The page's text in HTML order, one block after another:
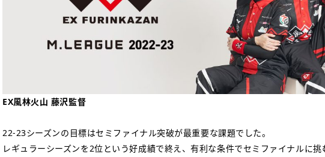
EX風林火山 藤沢監督
22-23シーズンの目標はセミファイナル突破が最重要な課題でした。
レギュラーシーズンを2位という好成績で終え、有利な条件でセミファイナルに